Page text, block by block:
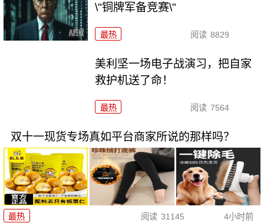
\"铜牌军备竞赛\"
最热 阅读 8829
美利坚一场电子战演习，把自家
救护机送了命！
最热 阅读 7564
双十一现货专场真如平台商家所说的那样吗？
最热 阅读 31145 4小时前